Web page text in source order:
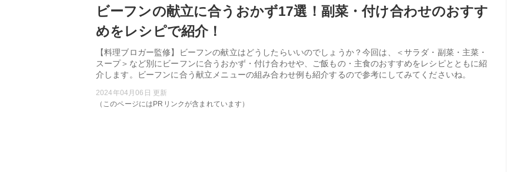
ビーフンの献立に合うおかず17選！副菜・付け合わせのおすす
めをレシピで紹介！
【料理ブロガー監修】ビーフンの献立はどうしたらいいのでしょうか？今回は、＜サラダ・副菜・主菜・
スープ＞など別にビーフンに合うおかず・付け合わせや、ご飯もの・主食のおすすめをレシピとともに紹
介します。ビーフンに合う献立メニューの組み合わせ例も紹介するので参考にしてみてくださいね。
2024年04月06日 更新
（このページにはPRリンクが含まれています）